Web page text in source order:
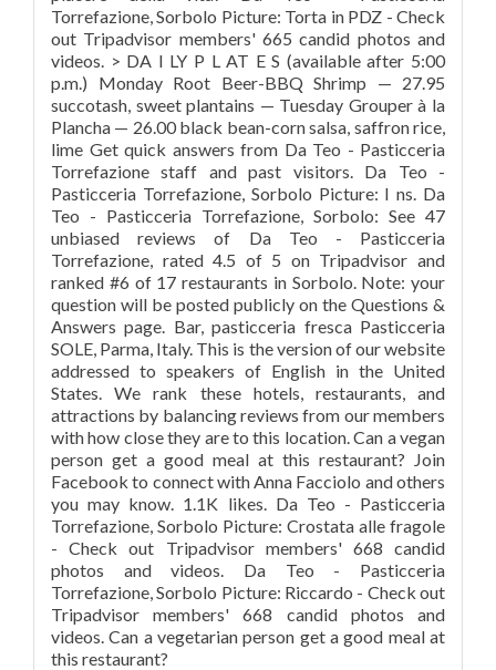
Torrefazione, Sorbolo Picture: Torta in PDZ - Check
out Tripadvisor members' 665 candid photos and
videos. > DA I LY P L AT E S (available after 5:00
p.m.) Monday Root Beer-BBQ Shrimp — 27.95
succotash, sweet plantains — Tuesday Grouper à la
Plancha — 26.00 black bean-corn salsa, saffron rice,
lime Get quick answers from Da Teo - Pasticceria
Torrefazione staff and past visitors. Da Teo -
Pasticceria Torrefazione, Sorbolo Picture: I ns. Da
Teo - Pasticceria Torrefazione, Sorbolo: See 47
unbiased reviews of Da Teo - Pasticceria
Torrefazione, rated 4.5 of 5 on Tripadvisor and
ranked #6 of 17 restaurants in Sorbolo. Note: your
question will be posted publicly on the Questions &
Answers page. Bar, pasticceria fresca Pasticceria
SOLE, Parma, Italy. This is the version of our website
addressed to speakers of English in the United
States. We rank these hotels, restaurants, and
attractions by balancing reviews from our members
with how close they are to this location. Can a vegan
person get a good meal at this restaurant? Join
Facebook to connect with Anna Facciolo and others
you may know. 1.1K likes. Da Teo - Pasticceria
Torrefazione, Sorbolo Picture: Crostata alle fragole
- Check out Tripadvisor members' 668 candid
photos and videos. Da Teo - Pasticceria
Torrefazione, Sorbolo Picture: Riccardo - Check out
Tripadvisor members' 668 candid photos and
videos. Can a vegetarian person get a good meal at
this restaurant?